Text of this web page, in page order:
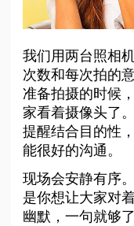
我们用两台照相
次数和每次拍的
准备拍摄的时候
家看着摄像头了
提醒结合目的性
能很好的沟通。
现场会安静有序
是你想让大家对
幽默，一句就够